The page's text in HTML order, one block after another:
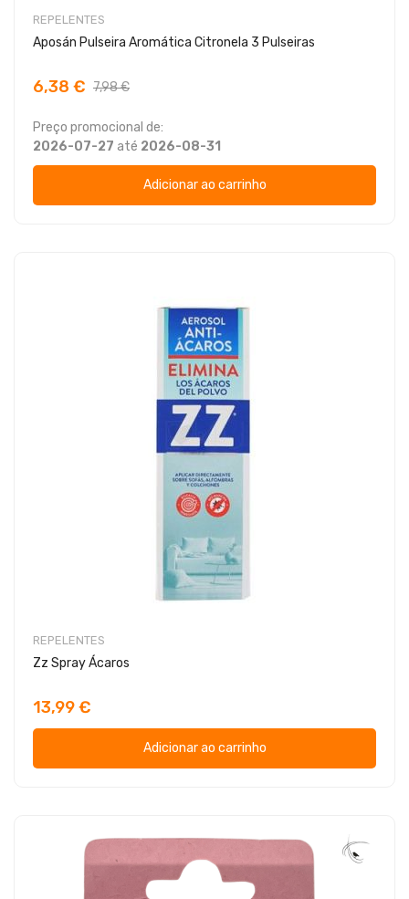
REPELENTES
Aposán Pulseira Aromática Citronela 3 Pulseiras
6,38 € 7,98 €
Preço promocional de:
2026-07-27 até 2026-08-31
Adicionar ao carrinho
REPELENTES
Zz Spray Ácaros
13,99 €
Adicionar ao carrinho